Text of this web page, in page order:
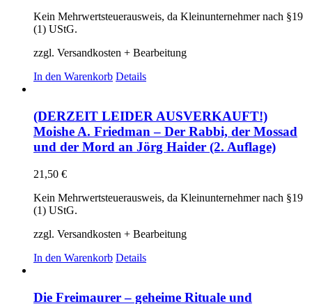
Kein Mehrwertsteuerausweis, da Kleinunternehmer nach §19
(1) UStG.
zzgl. Versandkosten + Bearbeitung
In den Warenkorb Details
(DERZEIT LEIDER AUSVERKAUFT!)
Moishe A. Friedman – Der Rabbi, der Mossad
und der Mord an Jörg Haider (2. Auflage)
21,50 €
Kein Mehrwertsteuerausweis, da Kleinunternehmer nach §19
(1) UStG.
zzgl. Versandkosten + Bearbeitung
In den Warenkorb Details
Die Freimaurer – geheime Rituale und